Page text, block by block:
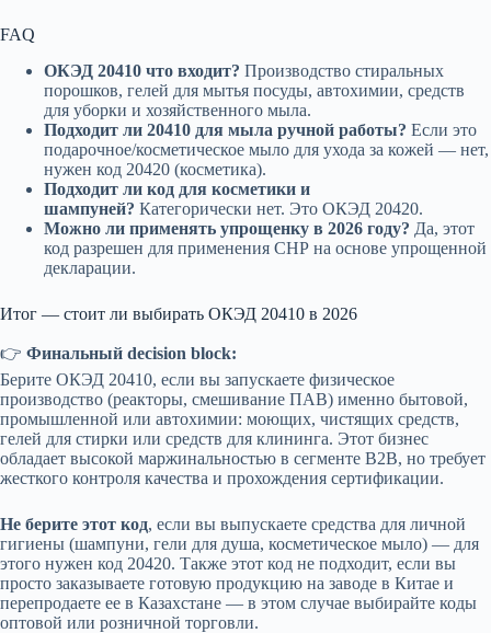
FAQ
ОКЭД 20410 что входит? Производство стиральных
порошков, гелей для мытья посуды, автохимии, средств
для уборки и хозяйственного мыла.
Подходит ли 20410 для мыла ручной работы? Если это
подарочное/косметическое мыло для ухода за кожей — нет,
нужен код 20420 (косметика).
Подходит ли код для косметики и
шампуней? Категорически нет. Это ОКЭД 20420.
Можно ли применять упрощенку в 2026 году? Да, этот
код разрешен для применения СНР на основе упрощенной
декларации.
Итог — стоит ли выбирать ОКЭД 20410 в 2026
👉 Финальный decision block:
Берите ОКЭД 20410, если вы запускаете физическое
производство (реакторы, смешивание ПАВ) именно бытовой,
промышленной или автохимии: моющих, чистящих средств,
гелей для стирки или средств для клининга. Этот бизнес
обладает высокой маржинальностью в сегменте B2B, но требует
жесткого контроля качества и прохождения сертификации.
Не берите этот код, если вы выпускаете средства для личной
гигиены (шампуни, гели для душа, косметическое мыло) — для
этого нужен код 20420. Также этот код не подходит, если вы
просто заказываете готовую продукцию на заводе в Китае и
перепродаете ее в Казахстане — в этом случае выбирайте коды
оптовой или розничной торговли.